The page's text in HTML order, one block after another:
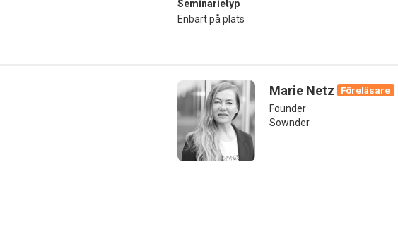
Seminarietyp
Enbart på plats
Marie Netz
Föreläsare
Founder
Sownder